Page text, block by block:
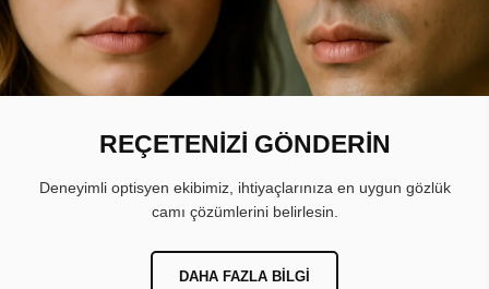
REÇETENİZİ GÖNDERİN
Deneyimli optisyen ekibimiz, ihtiyaçlarınıza en uygun gözlük
camı çözümlerini belirlesin.
DAHA FAZLA BILGI